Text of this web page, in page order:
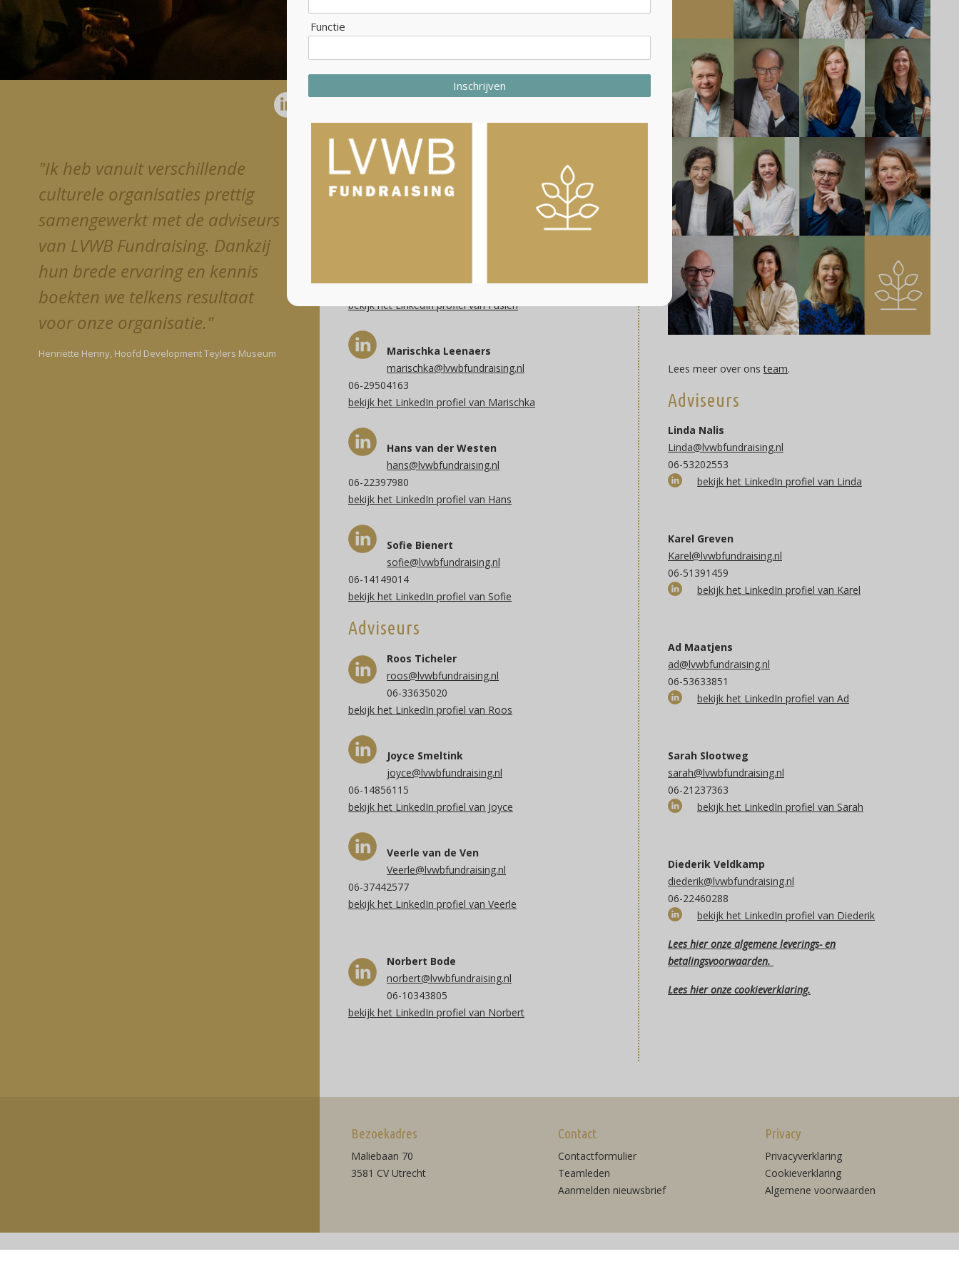
"Ik heb vanuit verschillende
culturele organisaties prettig
samengewerkt met de adviseurs
van LVWB Fundraising. Dankzij
hun brede ervaring en kennis
boekten we telkens resultaat
voor onze organisatie."
Henriëtte Henny, Hoofd Development Teylers Museum
3581 CV Utrecht
Emmalaan 22
3581 HV Utrecht
Volg ons op Linkedin
06-55864661
bekijk het LinkedIn profiel van Fusien
Marischka Leenaers
marischka@lvwbfundraising.nl
06-29504163
bekijk het LinkedIn profiel van Marischka
Hans van der Westen
hans@lvwbfundraising.nl
06-22397980
bekijk het LinkedIn profiel van Hans
Sofie Bienert
sofie@lvwbfundraising.nl
06-14149014
bekijk het LinkedIn profiel van Sofie
Adviseurs
Roos Ticheler
roos@lvwbfundraising.nl
06-33635020
bekijk het LinkedIn profiel van Roos
Joyce Smeltink
joyce@lvwbfundraising.nl
06-14856115
bekijk het LinkedIn profiel van Joyce
Veerle van de Ven
Veerle@lvwbfundraising.nl
06-37442577
bekijk het LinkedIn profiel van Veerle
Norbert Bode
norbert@lvwbfundraising.nl
06-10343805
bekijk het LinkedIn profiel van Norbert
Lees meer over onsteam.
Adviseurs
Linda Nalis
Linda@lvwbfundraising.nl
06-53202553
bekijk het LinkedIn profiel van Linda
Karel Greven
Karel@lvwbfundraising.nl
06-51391459
bekijk het LinkedIn profiel van Karel
Ad Maatjens
ad@lvwbfundraising.nl
06-53633851
bekijk het LinkedIn profiel van Ad
Sarah Slootweg
sarah@lvwbfundraising.nl
06-21237363
bekijk het LinkedIn profiel van Sarah
Diederik Veldkamp
diederik@lvwbfundraising.nl
06-22460288
bekijk het LinkedIn profiel van Diederik
Lees hier onze algemene leverings- en
betalingsvoorwaarden.
Lees hier onze cookieverklaring.
Bezoekadres
Maliebaan 70
3581 CV Utrecht
Contact
Contactformulier
Teamleden
Aanmelden nieuwsbrief
Privacy
Privacyverklaring
Cookieverklaring
Algemene voorwaarden
Functie
Inschrijven